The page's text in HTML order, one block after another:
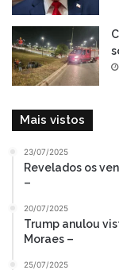
Mais vistos
23/07/2025
Revelados os
–
20/07/2025
Trump anulou
Moraes –
25/07/2025